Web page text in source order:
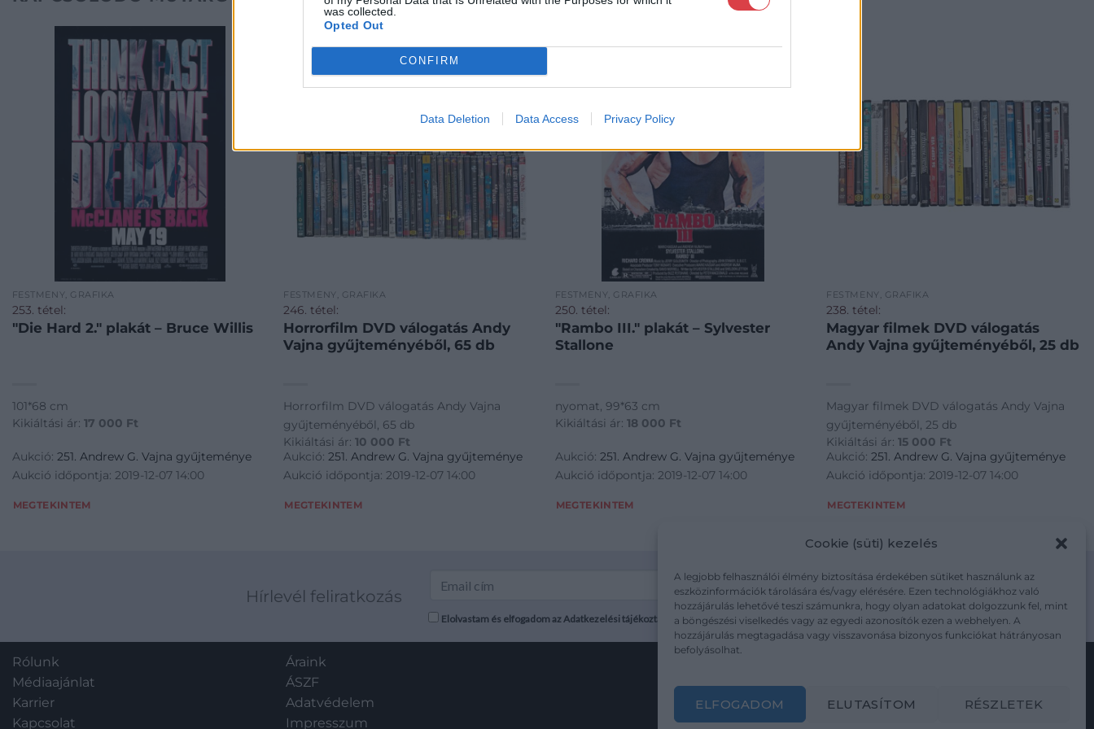
was collected.
Opted Out
CONFIRM
Data Deletion Data Access Privacy Policy
Cookie (süti) kezelés
A legjobb felhasználói élmény biztosítása érdekében sütiket használunk az
eszközinformációk tárolására és/vagy elérésére. Ezen technológiákhoz való
hozzájárulás lehetővé teszi számunkra, hogy olyan adatokat dolgozzunk fel, mint
a böngészési viselkedés vagy az egyedi azonosítók ezen a webhelyen. A
hozzájárulás megtagadása vagy visszavonása bizonyos funkciókat hátrányosan
befolyásolhat.
ELFOGADOM ELUTASÍTOM RÉSZLETEK
FESTMÉNY, GRAFIKA
253. tétel:
"Die Hard 2." plakát – Bruce Willis
101*68 cm
Kikiáltási ár: 17 000 Ft
Aukció: 251. Andrew G. Vajna gyűjteménye
Aukció időpontja: 2019-12-07 14:00
MEGTEKINTEM
FESTMÉNY, GRAFIKA
246. tétel:
Horrorfilm DVD válogatás Andy
Vajna gyűjteményéből, 65 db
Horrorfilm DVD válogatás Andy Vajna
gyűjteményéből, 65 db
Kikiáltási ár:10 000 Ft
Aukció:251. Andrew G. Vajna gyűjteménye
Aukció időpontja: 2019-12-07 14:00
MEGTEKINTEM
FESTMÉNY, GRAFIKA
250. tétel:
"Rambo III." plakát – Sylvester
Stallone
nyomat, 99*63 cm
Kikiáltási ár: 18 000 Ft
Aukció: 251. Andrew G. Vajna gyűjteménye
Aukció időpontja: 2019-12-07 14:00
MEGTEKINTEM
FESTMÉNY, GRAFIKA
238. tétel:
Magyar filmek DVD válogatás
Andy Vajna gyűjteményéből, 25 db
Magyar filmek DVD válogatás Andy Vajna
gyűjteményéből, 25 db
Kikiáltási ár:15 000 Ft
Aukció:251. Andrew G. Vajna gyűjteménye
Aukció időpontja: 2019-12-07 14:00
MEGTEKINTEM
Hírlevél feliratkozás
Elolvastam és elfogadom az Adatkezelési tájékoztatót: mutargy.com/adatkezelesi-tajekoztato/
Rólunk
Médiaajánlat
Karrier
Kapcsolat
Áraink
ÁSZF
Adatvédelem
Impresszum